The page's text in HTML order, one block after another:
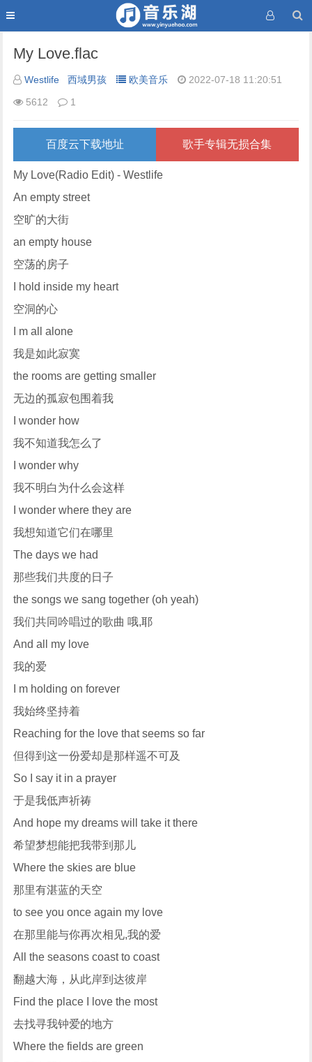
My Love.flac
Westlife 西域男孩 欧美音乐
2022-07-18 11:20:51
5612
1
百度云下载地址 歌手专辑无损合集
My Love(Radio Edit) - Westlife
An empty street
空旷的大街
an empty house
空荡的房子
I hold inside my heart
空洞的心
I m all alone
我是如此寂寞
the rooms are getting smaller
无边的孤寂包围着我
I wonder how
我不知道我怎么了
I wonder why
我不明白为什么会这样
I wonder where they are
我想知道它们在哪里
The days we had
那些我们共度的日子
the songs we sang together (oh yeah)
我们共同吟唱过的歌曲 哦,耶
And all my love
我的爱
I m holding on forever
我始终坚持着
Reaching for the love that seems so far
但得到这一份爱却是那样遥不可及
So I say it in a prayer
于是我低声祈祷
And hope my dreams will take it there
希望梦想能把我带到那儿
Where the skies are blue
那里有湛蓝的天空
to see you once again my love
在那里能与你再次相见,我的爱
All the seasons coast to coast
翻越大海，从此岸到达彼岸
Find the place I love the most
去找寻我钟爱的地方
Where the fields are green